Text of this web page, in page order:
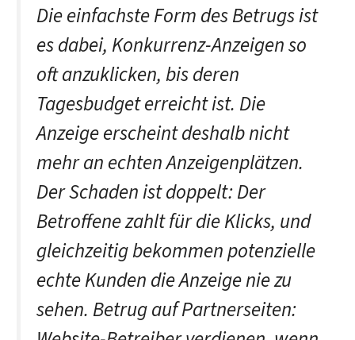
Die einfachste Form des Betrugs ist
es dabei, Konkurrenz-Anzeigen so
oft anzuklicken, bis deren
Tagesbudget erreicht ist. Die
Anzeige erscheint deshalb nicht
mehr an echten Anzeigenplätzen.
Der Schaden ist doppelt: Der
Betroffene zahlt für die Klicks, und
gleichzeitig bekommen potenzielle
echte Kunden die Anzeige nie zu
sehen. Betrug auf Partnerseiten: